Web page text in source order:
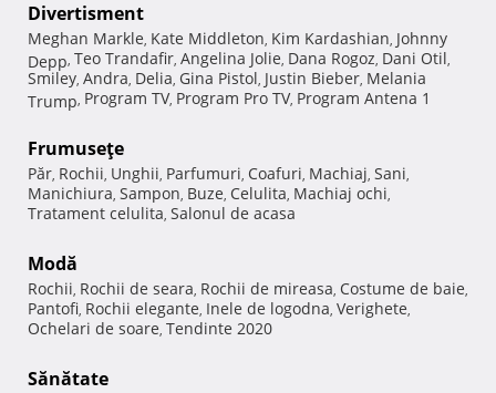
Divertisment
Meghan Markle, Kate Middleton, Kim Kardashian, Johnny
Depp, Teo Trandafir, Angelina Jolie, Dana Rogoz, Dani Otil,
Smiley, Andra, Delia, Gina Pistol, Justin Bieber, Melania
Trump, Program TV, Program Pro TV, Program Antena 1
Frumuseţe
Păr, Rochii, Unghii, Parfumuri, Coafuri, Machiaj, Sani,
Manichiura, Sampon, Buze, Celulita, Machiaj ochi,
Tratament celulita, Salonul de acasa
Modă
Rochii, Rochii de seara, Rochii de mireasa, Costume de baie,
Pantofi, Rochii elegante, Inele de logodna, Verighete,
Ochelari de soare, Tendinte 2020
Sănătate